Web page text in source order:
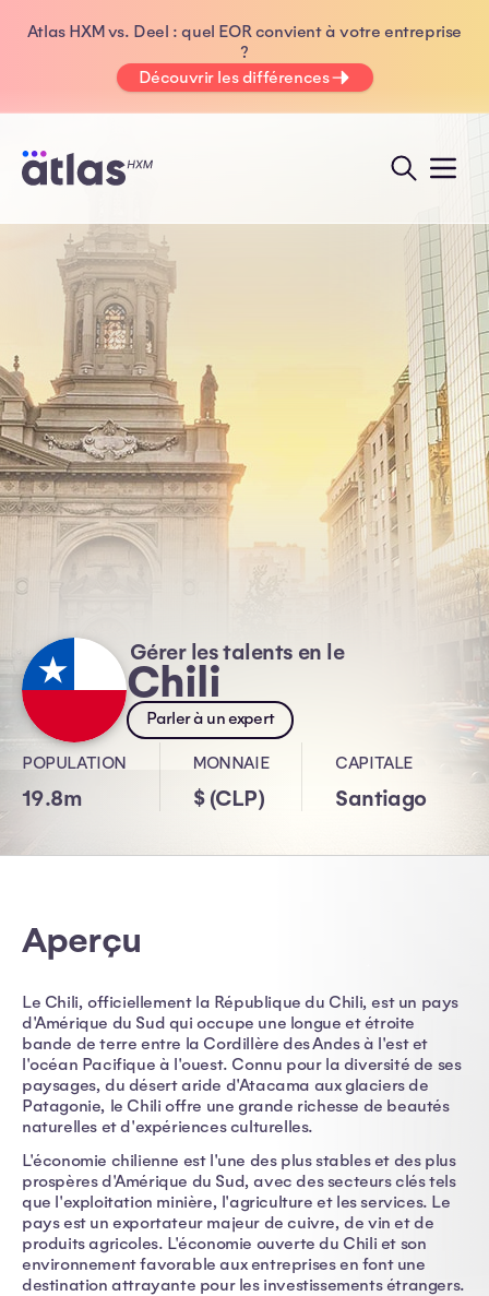
Atlas HXM vs. Deel : quel EOR convient à votre entreprise
?
Découvrir les différences
Gérer les talents en le
Chili
Parler à un expert
POPULATION
19.8m
MONNAIE
$ (CLP)
CAPITALE
Santiago
Aperçu
Le Chili, officiellement la République du Chili, est un pays
d'Amérique du Sud qui occupe une longue et étroite
bande de terre entre la Cordillère des Andes à l'est et
l'océan Pacifique à l'ouest. Connu pour la diversité de ses
paysages, du désert aride d'Atacama aux glaciers de
Patagonie, le Chili offre une grande richesse de beautés
naturelles et d'expériences culturelles.
L'économie chilienne est l'une des plus stables et des plus
prospères d'Amérique du Sud, avec des secteurs clés tels
que l'exploitation minière, l'agriculture et les services. Le
pays est un exportateur majeur de cuivre, de vin et de
produits agricoles. L'économie ouverte du Chili et son
environnement favorable aux entreprises en font une
destination attrayante pour les investissements étrangers.